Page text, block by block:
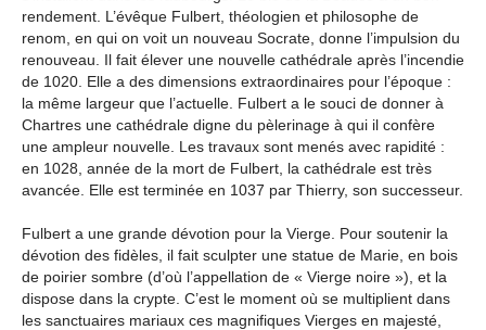
rendement. L’évêque Fulbert, théologien et philosophe de
renom, en qui on voit un nouveau Socrate, donne l’impulsion du
renouveau. Il fait élever une nouvelle cathédrale après l’incendie
de 1020. Elle a des dimensions extraordinaires pour l’époque :
la même largeur que l’actuelle. Fulbert a le souci de donner à
Chartres une cathédrale digne du pèlerinage à qui il confère
une ampleur nouvelle. Les travaux sont menés avec rapidité :
en 1028, année de la mort de Fulbert, la cathédrale est très
avancée. Elle est terminée en 1037 par Thierry, son successeur.
Fulbert a une grande dévotion pour la Vierge. Pour soutenir la
dévotion des fidèles, il fait sculpter une statue de Marie, en bois
de poirier sombre (d’où l’appellation de « Vierge noire »), et la
dispose dans la crypte. C’est le moment où se multiplient dans
les sanctuaires mariaux ces magnifiques Vierges en majesté,